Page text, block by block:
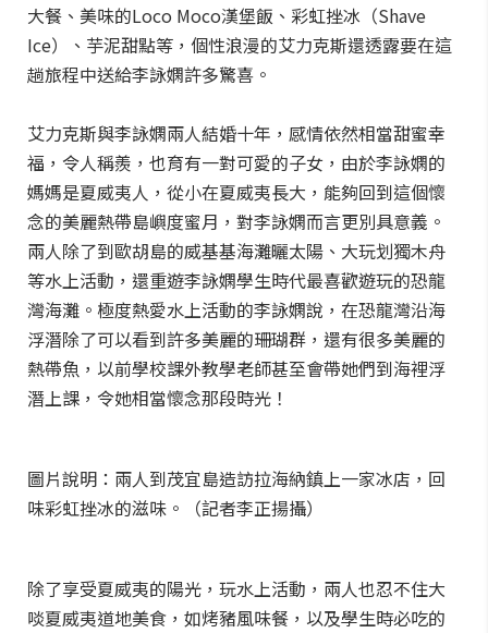
大餐、美味的Loco Moco漢堡飯、彩虹挫冰（Shave
Ice）、芋泥甜點等，個性浪漫的艾力克斯還透露要在這
趟旅程中送給李詠嫻許多驚喜。
艾力克斯與李詠嫻兩人結婚十年，感情依然相當甜蜜幸
福，令人稱羨，也育有一對可愛的子女，由於李詠嫻的
媽媽是夏威夷人，從小在夏威夷長大，能夠回到這個懷
念的美麗熱帶島嶼度蜜月，對李詠嫻而言更別具意義。
兩人除了到歐胡島的威基基海灘曬太陽、大玩划獨木舟
等水上活動，還重遊李詠嫻學生時代最喜歡遊玩的恐龍
灣海灘。極度熱愛水上活動的李詠嫻說，在恐龍灣沿海
浮潛除了可以看到許多美麗的珊瑚群，還有很多美麗的
熱帶魚，以前學校課外教學老師甚至會帶她們到海裡浮
潛上課，令她相當懷念那段時光！
圖片說明：兩人到茂宜島造訪拉海納鎮上一家冰店，回
味彩虹挫冰的滋味。（記者李正揚攝）
除了享受夏威夷的陽光，玩水上活動，兩人也忍不住大
啖夏威夷道地美食，如烤豬風味餐，以及學生時必吃的